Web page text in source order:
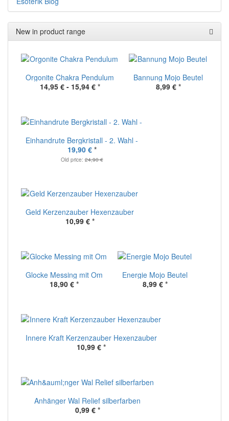
New in product range
Orgonite Chakra Pendulum
14,95 € - 15,94 € *
Bannung Mojo Beutel
8,99 € *
Einhandrute Bergkristall - 2. Wahl -
19,90 € *
Old price:24,90 €
Geld Kerzenzauber Hexenzauber
10,99 € *
Glocke Messing mit Om
18,90 € *
Energie Mojo Beutel
8,99 € *
Innere Kraft Kerzenzauber Hexenzauber
10,99 € *
Anhänger Wal Relief silberfarben
0,99 € *